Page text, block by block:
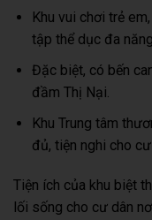
Khu vui chơi trẻ
tập thể dục đa
Đặc biệt, có bến
đầm Thị Nại.
Khu Trung tâm
đủ, tiện nghi cho
Tiện ích của khu biệt
lối sống cho cư dân